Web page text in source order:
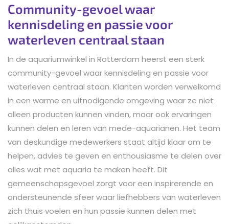
Community-gevoel waar
kennisdeling en passie voor
waterleven centraal staan
In de aquariumwinkel in Rotterdam heerst een sterk
community-gevoel waar kennisdeling en passie voor
waterleven centraal staan. Klanten worden verwelkomd
in een warme en uitnodigende omgeving waar ze niet
alleen producten kunnen vinden, maar ook ervaringen
kunnen delen en leren van mede-aquarianen. Het team
van deskundige medewerkers staat altijd klaar om te
helpen, advies te geven en enthousiasme te delen over
alles wat met aquaria te maken heeft. Dit
gemeenschapsgevoel zorgt voor een inspirerende en
ondersteunende sfeer waar liefhebbers van waterleven
zich thuis voelen en hun passie kunnen delen met